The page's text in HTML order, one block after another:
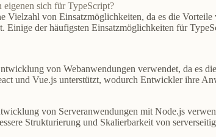
sich für TypeScript?
Vielzahl von Einsatzmöglichkeiten, da es die
Einige der häufigsten Einsatzmöglichkeiten für
von Webanwendungen verwendet, da es
und Vue.js unterstützt, wodurch Entwickler ihre
von Serveranwendungen mit Node.js
Strukturierung und Skalierbarkeit von